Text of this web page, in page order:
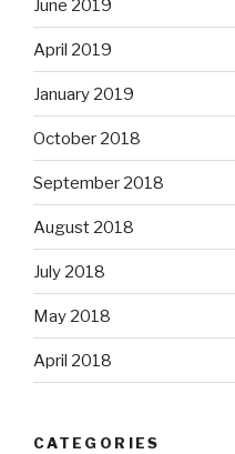
June 2019
April 2019
January 2019
October 2018
September 2018
August 2018
July 2018
May 2018
April 2018
CATEGORIES